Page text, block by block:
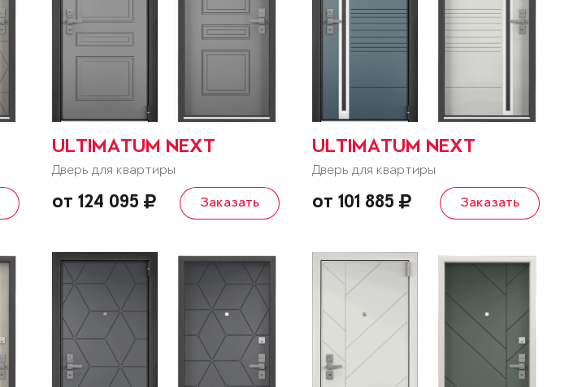
ULTIMATUM NEXT
Дверь для квартиры
от 124 095 Заказать
ULTIMATUM NEXT
Дверь для квартиры
от 101 885 Заказать